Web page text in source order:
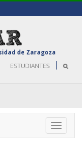
de Zaragoza
ESTUDIANTES
Toggle